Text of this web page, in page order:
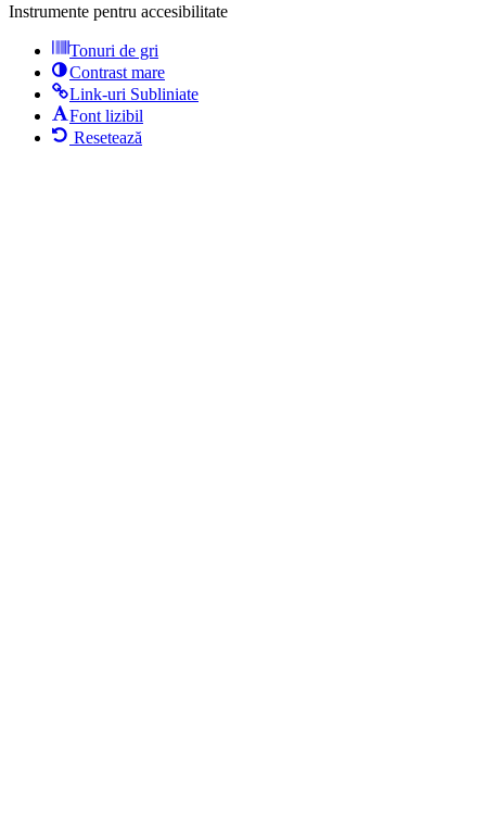
Instrumente pentru accesibilitate
Tonuri de gri
Contrast mare
Link-uri Subliniate
Font lizibil
Resetează